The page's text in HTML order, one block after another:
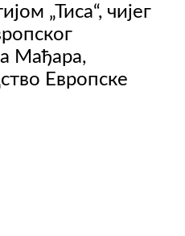
„Тиса“, чијег
Мађара,
Европске